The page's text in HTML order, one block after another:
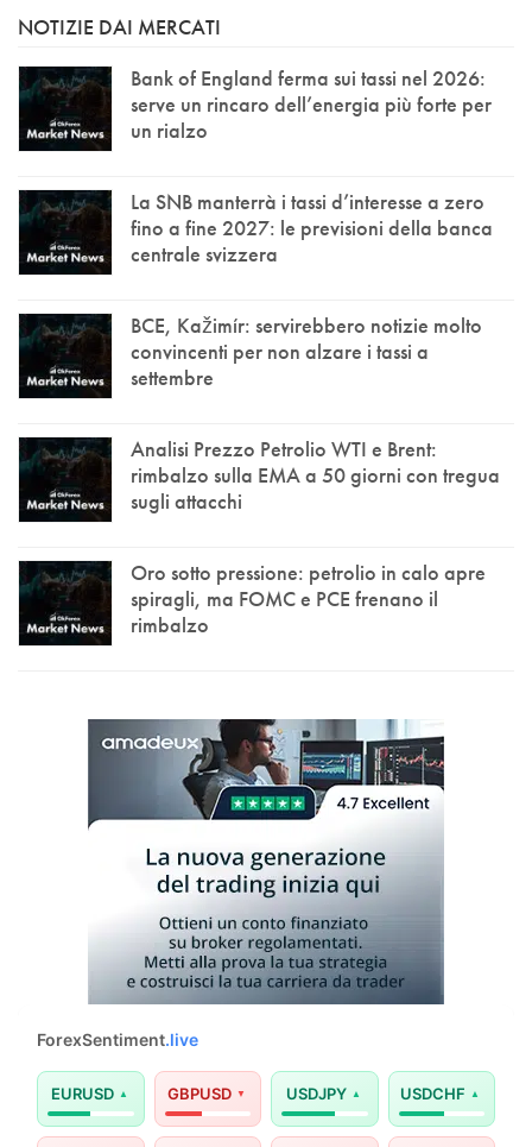
NOTIZIE DAI MERCATI
Bank of England ferma sui tassi nel 2026:
serve un rincaro dell’energia più forte per
un rialzo
La SNB manterrà i tassi d’interesse a zero
fino a fine 2027: le previsioni della banca
centrale svizzera
BCE, Kažimír: servirebbero notizie molto
convincenti per non alzare i tassi a
settembre
Analisi Prezzo Petrolio WTI e Brent:
rimbalzo sulla EMA a 50 giorni con tregua
sugli attacchi
Oro sotto pressione: petrolio in calo apre
spiragli, ma FOMC e PCE frenano il
rimbalzo
ForexSentiment.live
EURUSD GBPUSD USDJPY USDCHF